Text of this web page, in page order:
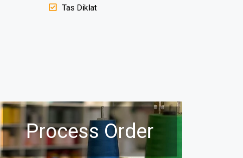
Tas Diklat
Process Order